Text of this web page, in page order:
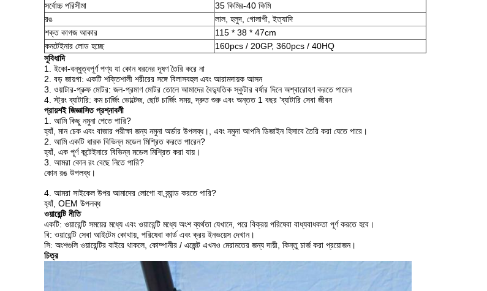
সর্বোচ্চ পরিসীমা
35 কিমির-40 কিমি
রঙ
লাল, হলুদ, গোলাপী, ইত্যাদি
শক্ত কাগজ আকার
115 * 38 * 47cm
কনটেইনার লোড হচ্ছে
160pcs / 20GP, 360pcs / 40HQ
সুবিধাদি
1. ইকো-বন্ধুত্বপূর্ণ পণ্য যা কোন ধরনের দূষণ তৈরি করে না
2. বড় জায়গা: একটি শক্তিশালী শরীরের সঙ্গে বিলাসবহুল এবং আরামদায়ক আসন
3. ওয়াটার-প্রুফ মোটর: জল-প্রমাণ মোটর তোলে আমাদের বৈদ্যুতিক স্কুটার বর্ষার দিনে অশ্বারোহণ করতে পারেন
4. স্ট্রং ব্যাটারি: কম চার্জিং ভোল্টেজ, ছোট চার্জিং সময়, দ্রুত শুরু এবং অন্তত 1 বছর 'ব্যাটারি সেবা জীবন
প্রায়শই জিজ্ঞাসিত প্রশ্নাবলী
1. আমি কিছু নমুনা পেতে পারি?
হ্যাঁ, মান চেক এবং বাজার পরীক্ষা জন্য নমুনা অর্ডার উপলব্ধ।, এবং নমুনা আপনি ডিজাইন হিসাবে তৈরি করা যেতে পারে।
2. আমি একটি ধারক বিভিন্ন মডেল মিশ্রিত করতে পারেন?
হ্যাঁ, এক পূর্ণ কন্টেইনারে বিভিন্ন মডেল মিশ্রিত করা যায়।
3. আমরা কোন রং বেছে নিতে পারি?
কোন রঙ উপলব্ধ।
4. আমরা সাইকেল উপর আমাদের লোগো বা ব্র্যান্ড করতে পারি?
হ্যাঁ, OEM উপলব্ধ
ওয়ারেন্টি নীতি
একটি: ওয়ারেন্টি সময়ের মধ্যে এবং ওয়ারেন্টি মধ্যে অংশ ব্যর্থতা যেখানে, পরে বিক্রয় পরিষেবা বাধ্যবাধকতা পূর্ণ করতে হবে।
বি: ওয়ারেন্টি সেবা আইটেম কোথায়, পরিষেবা কার্ড এবং ক্রয় ইনভয়েস দেখান।
সি: অংশগুলি ওয়ারেন্টির বাইরে থাকলে, কোম্পানীর / এজেন্ট এখনও মেরামতের জন্য দায়ী, কিন্তু চার্জ করা প্রয়োজন।
চিত্র